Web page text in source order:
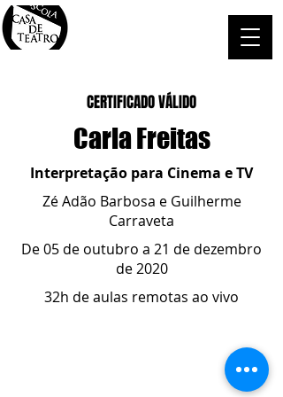
CERTIFICADO VÁLIDO
Carla Freitas
Interpretação para Cinema e TV
Zé Adão Barbosa e Guilherme
Carraveta
De 05 de outubro a 21 de dezembro
de 2020
32h de aulas remotas ao vivo
- whatsapp